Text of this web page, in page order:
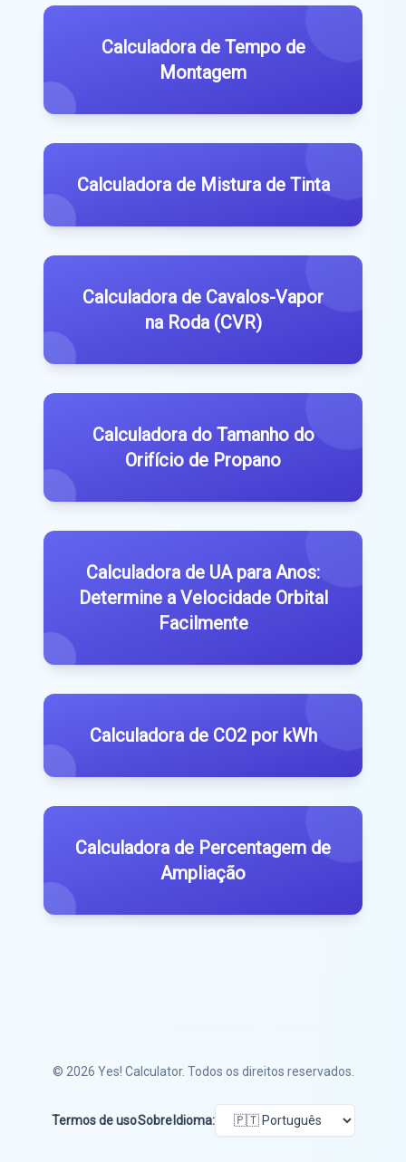
Calculadora de Tempo de
Montagem
Calculadora de Mistura de Tinta
Calculadora de Cavalos-Vapor
na Roda (CVR)
Calculadora do Tamanho do
Orifício de Propano
Calculadora de UA para Anos:
Determine a Velocidade Orbital
Facilmente
Calculadora de CO2 por kWh
Calculadora de Percentagem de
Ampliação
© 2026 Yes! Calculator. Todos os direitos reservados.
Termos de usoSobre Idioma: